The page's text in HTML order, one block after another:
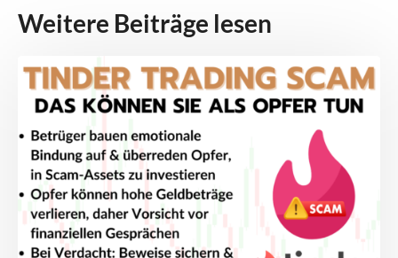
Weitere Beiträge lesen